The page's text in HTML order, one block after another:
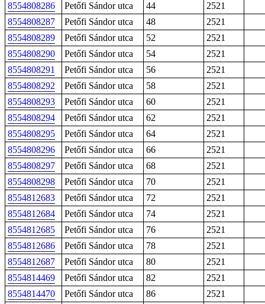
8554808286
Petőfi Sándor utca 44
2521
8554808287
Petőfi Sándor utca 48
2521
8554808289
Petőfi Sándor utca 52
2521
8554808290
Petőfi Sándor utca 54
2521
8554808291
Petőfi Sándor utca 56
2521
8554808292
Petőfi Sándor utca 58
2521
8554808293
Petőfi Sándor utca 60
2521
8554808294
Petőfi Sándor utca 62
2521
8554808295
Petőfi Sándor utca 64
2521
8554808296
Petőfi Sándor utca 66
2521
8554808297
Petőfi Sándor utca 68
2521
8554808298
Petőfi Sándor utca 70
2521
8554812683
Petőfi Sándor utca 72
2521
8554812684
Petőfi Sándor utca 74
2521
8554812685
Petőfi Sándor utca 76
2521
8554812686
Petőfi Sándor utca 78
2521
8554812687
Petőfi Sándor utca 80
2521
8554814469
Petőfi Sándor utca 82
2521
8554814470
Petőfi Sándor utca 86
2521